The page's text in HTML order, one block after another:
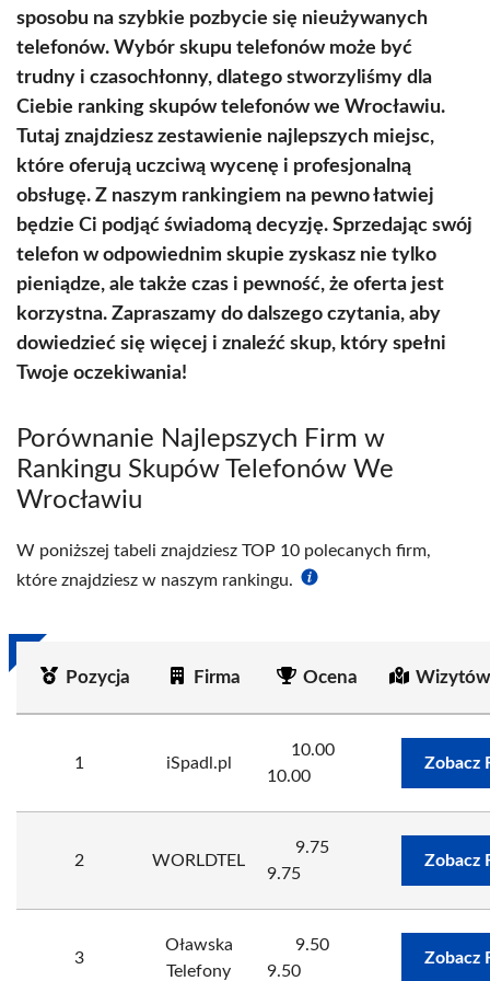
sposobu na szybkie pozbycie się nieużywanych
telefonów. Wybór skupu telefonów może być
trudny i czasochłonny, dlatego stworzyliśmy dla
Ciebie ranking skupów telefonów we Wrocławiu.
Tutaj znajdziesz zestawienie najlepszych miejsc,
które oferują uczciwą wycenę i profesjonalną
obsługę. Z naszym rankingiem na pewno łatwiej
będzie Ci podjąć świadomą decyzję. Sprzedając swój
telefon w odpowiednim skupie zyskasz nie tylko
pieniądze, ale także czas i pewność, że oferta jest
korzystna. Zapraszamy do dalszego czytania, aby
dowiedzieć się więcej i znaleźć skup, który spełni
Twoje oczekiwania!
Porównanie Najlepszych Firm w
Rankingu Skupów Telefonów We
Wrocławiu
W poniższej tabeli znajdziesz TOP 10 polecanych firm,
które znajdziesz w naszym rankingu.
Pozycja Firma Ocena
1 iSpadl.pl
10.00
10.00
Zobacz
2 WORLDTEL
9.75
9.75
Zobacz
3
Oławska
Telefony
9.50
9.50
Zobacz